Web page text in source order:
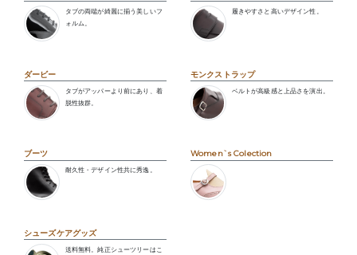
タブの両端が綺麗に揃う美しいフ
ォルム。
履きやすさと高いデザイン性。
ダービー
タブがアッパーより前にあり、着
脱性抜群。
モンクストラップ
ベルトが高級感と上品さを演出。
ブーツ
耐久性・デザイン性共に秀逸。
Women`s Colection
シューズケアグッズ
送料無料。純正シューツリーはこ